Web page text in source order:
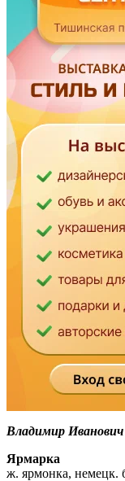
Владимир
Ярмарка
ж. ярмонка, немецк.